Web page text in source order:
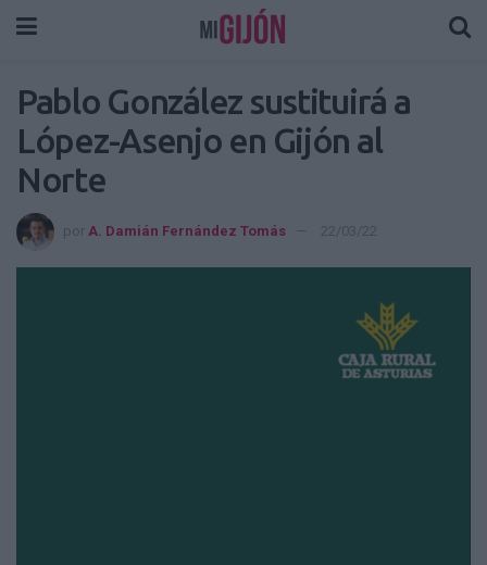
Pablo González sustituirá a
López-Asenjo en Gijón al
Norte
por A. Damián Fernández Tomás 22/03/22